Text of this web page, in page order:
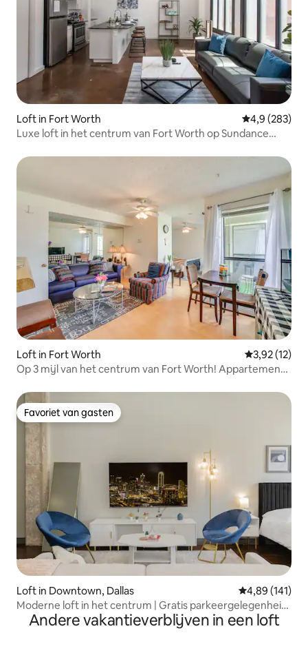
Loft in Fort Worth Gemiddelde
4,9 (283)
Luxe loft in het centrum van Fort Worth op Sundance
Loft in Fort Worth Gemiddelde
3,92 (12)
Op 3 mijl van het centrum van Fort Worth! Appartement
Favoriet van gasten
Favoriet van gasten
Loft in Downtown, Dallas Gemiddelde
4,89 (141)
Moderne loft in het centrum | Gratis parkeergelegenheid
| Zwembad
Andere vakantieverblijven in een loft